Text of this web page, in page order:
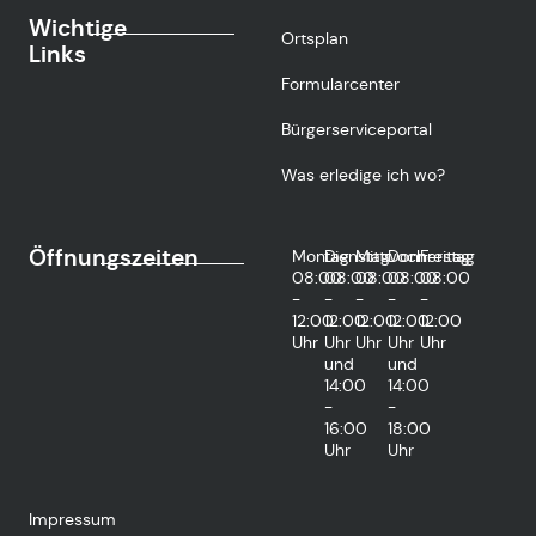
Wichtige
Links
Ortsplan
Formularcenter
Bürgerserviceportal
Was erledige ich wo?
Öffnungszeiten
Montag
08:00
-
12:00
Uhr
Dienstag
08:00
-
12:00
Uhr
und
14:00
-
16:00
Uhr
Mittwoch
08:00
-
12:00
Uhr
Donnerstag
08:00
-
12:00
Uhr
und
14:00
-
18:00
Uhr
Freitag
08:00
-
12:00
Uhr
Impressum